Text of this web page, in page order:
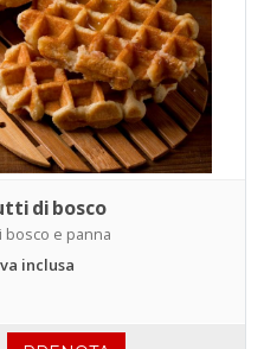
di bosco
bosco e panna
inclusa